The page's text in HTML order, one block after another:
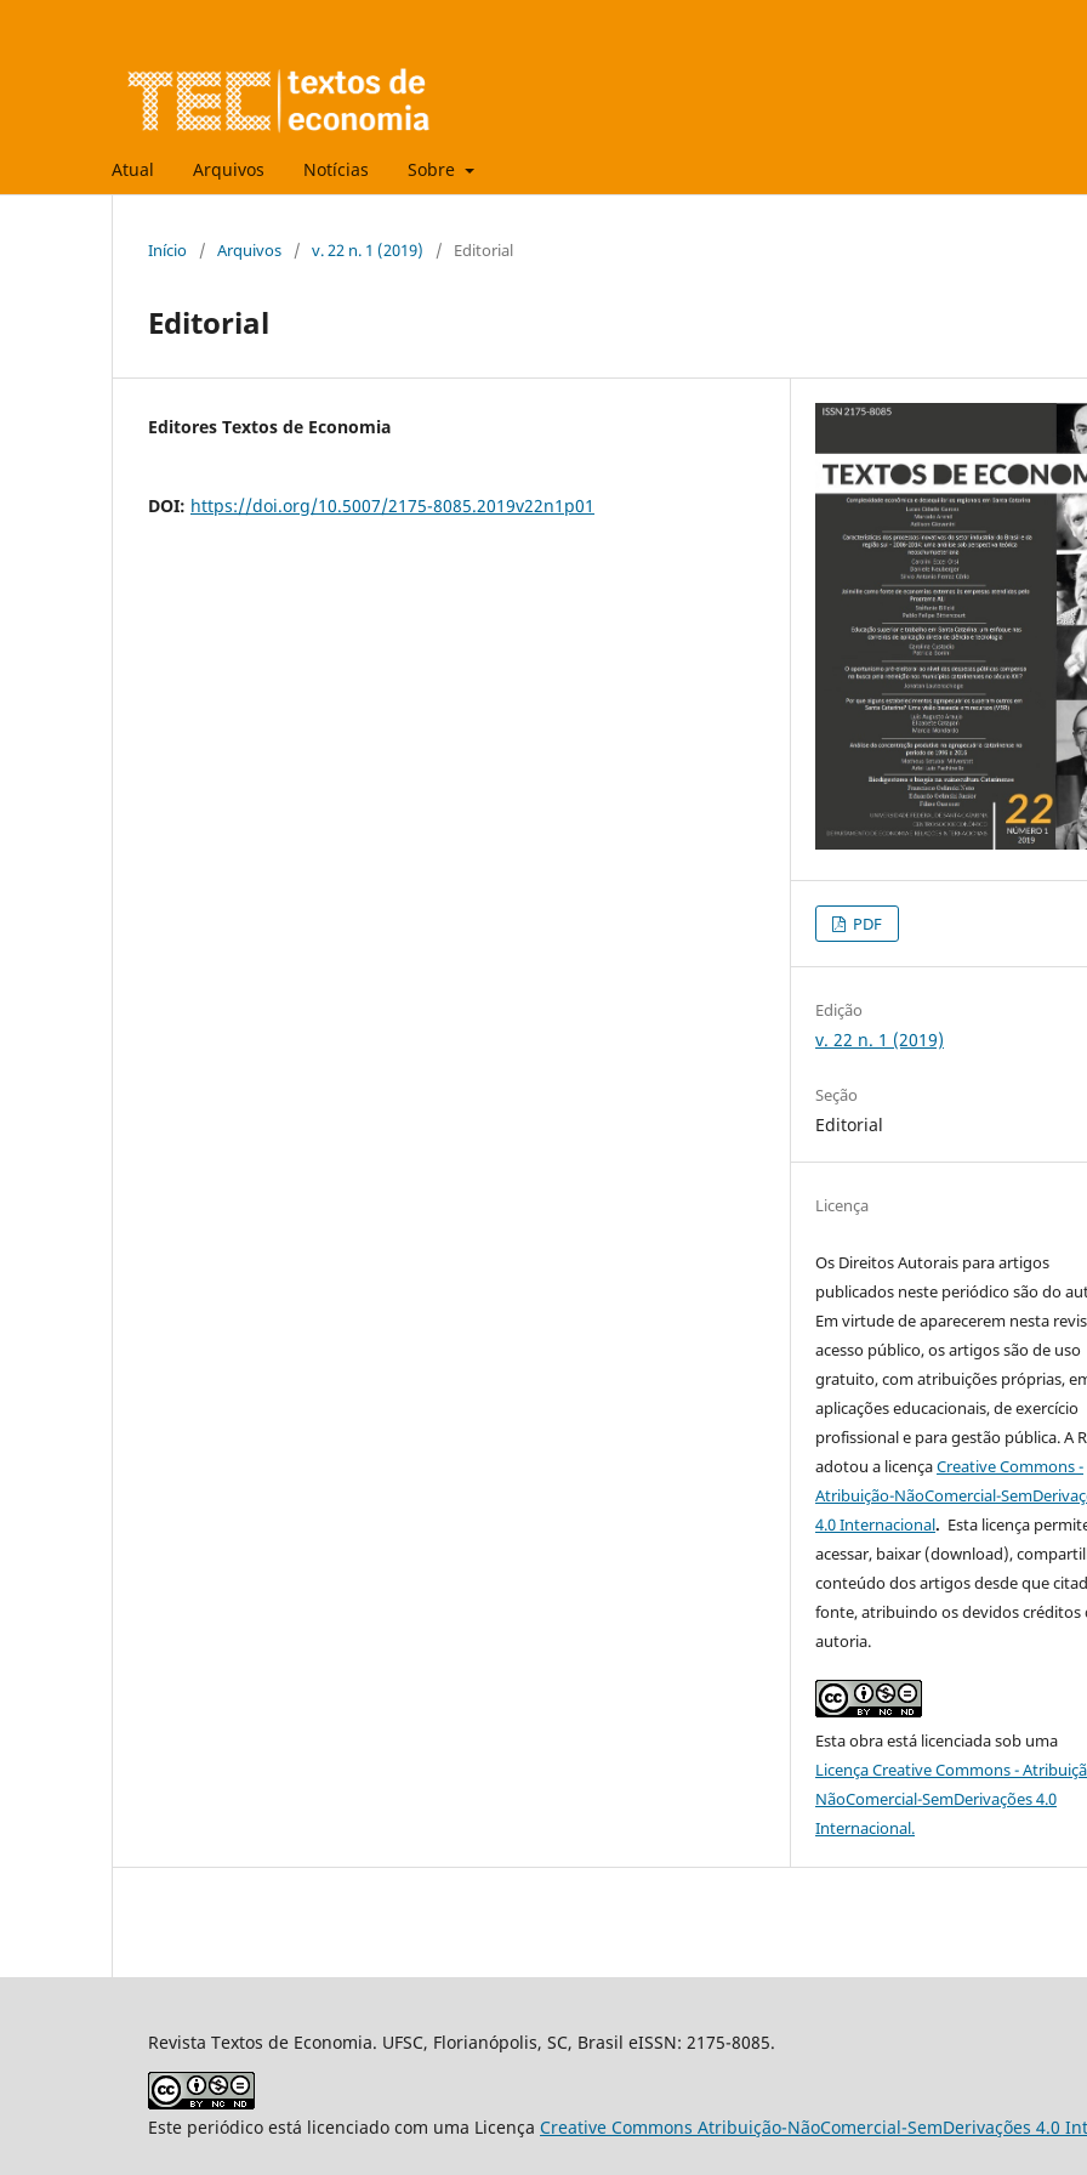
Atual Arquivos Notícias Sobre
Início / Arquivos / v. 22 n. 1 (2019) / Editorial
Editorial
Editores Textos de Economia
DOI: https://doi.org/10.5007/2175-8085.2019v22n1p01
PDF
Edição
v. 22 n. 1 (2019)
Seção
Editorial
Licença
Os Direitos Autorais para artigos
publicados neste periódico são do
Em virtude de aparecerem nesta
acesso público, os artigos são de uso
gratuito, com atribuições próprias,
aplicações educacionais, de exercício
profissional e para gestão pública. A
adotou a licençaCreative Commons -
Atribuição-NãoComercial-
4.0 Internacional. Esta licença
acessar, baixar (download),
conteúdo dos artigos desde que
fonte, atribuindo os devidos créditos
autoria.
Esta obra está licenciada sob uma
LicençaCreative Commons -
NãoComercial-SemDerivações 4.0
Internacional.
Revista Textos de Economia. UFSC, Florianópolis, SC, Brasil eISSN: 2175-8085.
Este periódico está licenciado com uma Licença Creative Commons Atribuição-NãoComercial-SemDerivações 4.0